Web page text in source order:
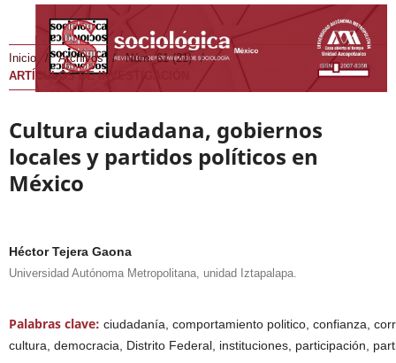
Inicio / Archivos / Núm. 61 (21)
/
ARTÍCULOS DE INVESTIGACIÓN
Cultura ciudadana, gobiernos
locales y partidos políticos en
México
Héctor Tejera Gaona
Universidad Autónoma Metropolitana, unidad Iztapalapa.
Palabras clave: ciudadanía, comportamiento politico, confianza,
cultura, democracia, Distrito Federal, instituciones, participación,